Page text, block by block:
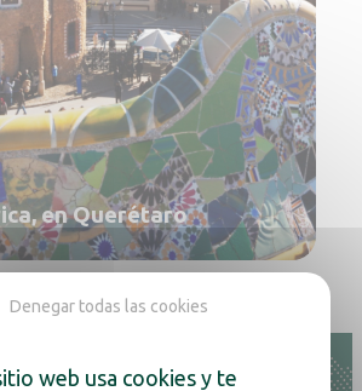
en Querétaro
web usa cookies y te
Denegar todas las cookies